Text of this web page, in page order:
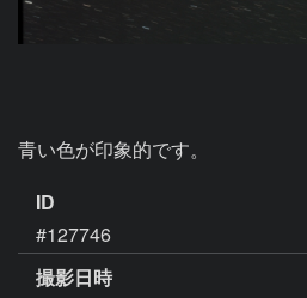
ID
#127746
撮影日時